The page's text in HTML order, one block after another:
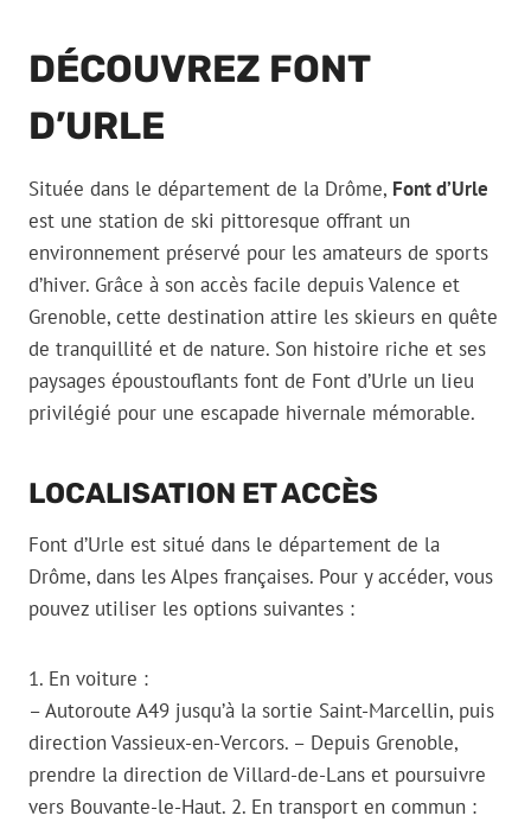
DÉCOUVREZ FONT
D’URLE
Située dans le département de la Drôme, Font d’Urle
est une station de ski pittoresque offrant un
environnement préservé pour les amateurs de sports
d’hiver. Grâce à son accès facile depuis Valence et
Grenoble, cette destination attire les skieurs en quête
de tranquillité et de nature. Son histoire riche et ses
paysages époustouflants font de Font d’Urle un lieu
privilégié pour une escapade hivernale mémorable.
LOCALISATION ET ACCÈS
Font d’Urle est situé dans le département de la
Drôme, dans les Alpes françaises. Pour y accéder, vous
pouvez utiliser les options suivantes :
1. En voiture :
– Autoroute A49 jusqu’à la sortie Saint-Marcellin, puis
direction Vassieux-en-Vercors. – Depuis Grenoble,
prendre la direction de Villard-de-Lans et poursuivre
vers Bouvante-le-Haut. 2. En transport en commun :